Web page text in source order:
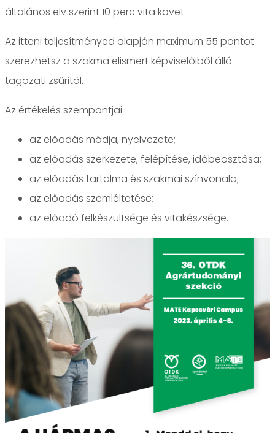
általános elv szerint 10 perc vita követ.
Az itteni teljesítményed alapján maximum 55 pontot
szerezhetsz a szakma elismert képviselőiből álló
tagozati zsűritől.
Az értékelés szempontjai:
az előadás módja, nyelvezete;
az előadás szerkezete, felépítése, időbeosztása;
az előadás tartalma és szakmai színvonala;
az előadás szemléltetése;
az előadó felkészültsége és vitakészsége.